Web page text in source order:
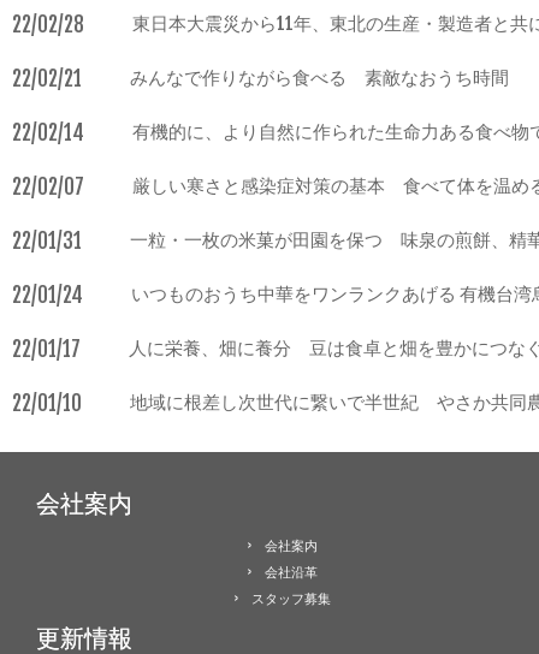
22/02/28 東日本大震災から11年、東北の生産・製造者と
22/02/21 みんなで作りながら食べる 素敵なおうち時間
22/02/14 有機的に、より自然に作られた生命力ある食べ
22/02/07 厳しい寒さと感染症対策の基本 食べて体を温め
22/01/31 一粒・一枚の米菓が田園を保つ 味泉の煎餅、精
22/01/24 いつものおうち中華をワンランクあげる 有機台湾
22/01/17 人に栄養、畑に養分 豆は食卓と畑を豊かにつな
22/01/10 地域に根差し次世代に繋いで半世紀 やさか共同
会社案内
会社案内
会社沿革
スタッフ募集
更新情報